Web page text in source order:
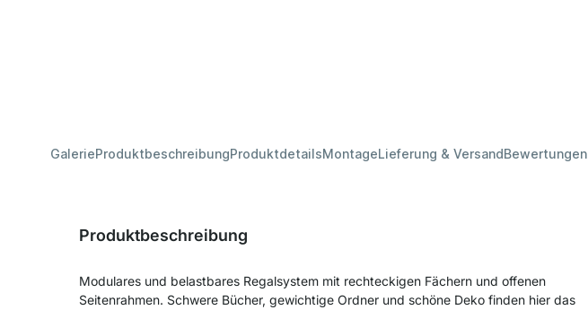
GalerieProduktbeschreibungProduktdetailsMontageLieferung & VersandBewertungen
Produktbeschreibung
Modulares und belastbares Regalsystem mit rechteckigen Fächern und offenen
Seitenrahmen. Schwere Bücher, gewichtige Ordner und schöne Deko finden hier das